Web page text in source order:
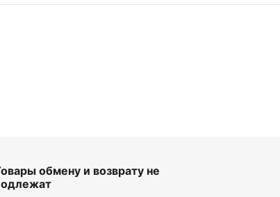
обмену и возврату не